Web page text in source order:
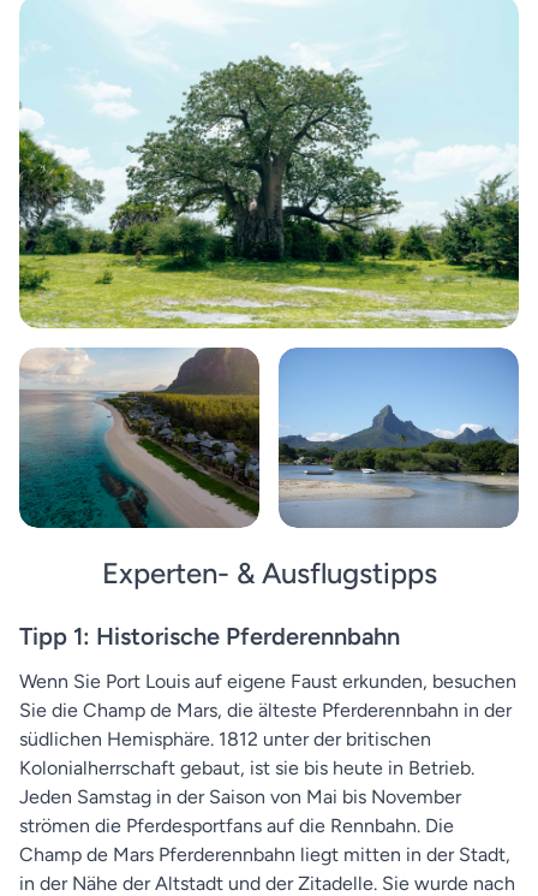
Experten- & Ausflugstipps
Tipp 1: Historische Pferderennbahn
Wenn Sie Port Louis auf eigene Faust erkunden, besuchen
Sie die Champ de Mars, die älteste Pferderennbahn in der
südlichen Hemisphäre. 1812 unter der britischen
Kolonialherrschaft gebaut, ist sie bis heute in Betrieb.
Jeden Samstag in der Saison von Mai bis November
strömen die Pferdesportfans auf die Rennbahn. Die
Champ de Mars Pferderennbahn liegt mitten in der Stadt,
in der Nähe der Altstadt und der Zitadelle. Sie wurde nach